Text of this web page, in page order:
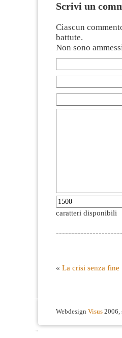
Scrivi un
Ciascun
battute.
Non sono
caratteri disponibili
« La crisi senza fine
Webdesign Visus 2006,